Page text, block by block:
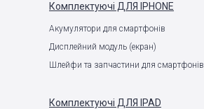
Комплектуючі ДЛЯ IPHONE
Акумулятори для смартфонів
Дисплейний модуль (екран)
Шлейфи та запчастини для смартфонів
Комплектуючі ДЛЯ IPAD